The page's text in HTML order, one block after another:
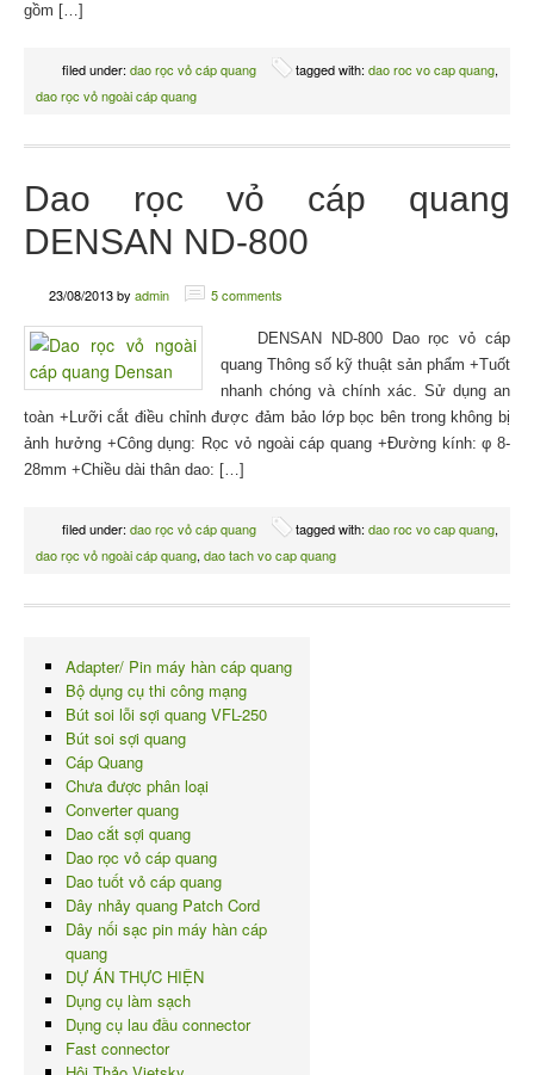
gồm […]
filed under: dao rọc vỏ cáp quang tagged with: dao roc vo cap quang,
dao rọc vỏ ngoài cáp quang
Dao rọc vỏ cáp quang
DENSAN ND-800
23/08/2013by admin 5 comments
DENSAN ND-800 Dao rọc vỏ cáp
quang Thông số kỹ thuật sản phẩm +Tuốt
nhanh chóng và chính xác. Sử dụng an
toàn +Lưỡi cắt điều chỉnh được đảm bảo lớp bọc bên trong không bị
ảnh hưởng +Công dụng: Rọc vỏ ngoài cáp quang +Đường kính: φ 8-
28mm +Chiều dài thân dao: […]
filed under: dao rọc vỏ cáp quang tagged with: dao roc vo cap quang,
dao rọc vỏ ngoài cáp quang, dao tach vo cap quang
Adapter/ Pin máy hàn cáp quang
Bộ dụng cụ thi công mạng
Bút soi lỗi sợi quang VFL-250
Bút soi sợi quang
Cáp Quang
Chưa được phân loại
Converter quang
Dao cắt sợi quang
Dao rọc vỏ cáp quang
Dao tuốt vỏ cáp quang
Dây nhảy quang Patch Cord
Dây nối sạc pin máy hàn cáp
quang
DỰ ÁN THỰC HIỆN
Dụng cụ làm sạch
Dụng cụ lau đầu connector
Fast connector